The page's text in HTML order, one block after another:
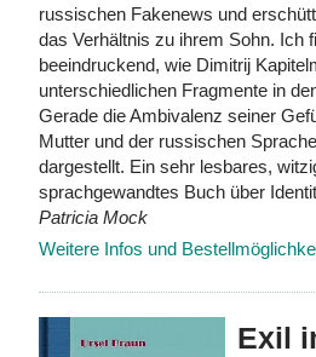
russischen Fakenews und
das Verhältnis zu ihrem Sohn. Ich
beeindruckend, wie Dimitrij
unterschiedlichen Fragmente in
Gerade die Ambivalenz seiner
Mutter und der russischen
dargestellt. Ein sehr lesbares,
sprachgewandtes Buch über
Patricia Mock
Weitere Infos und
Exil